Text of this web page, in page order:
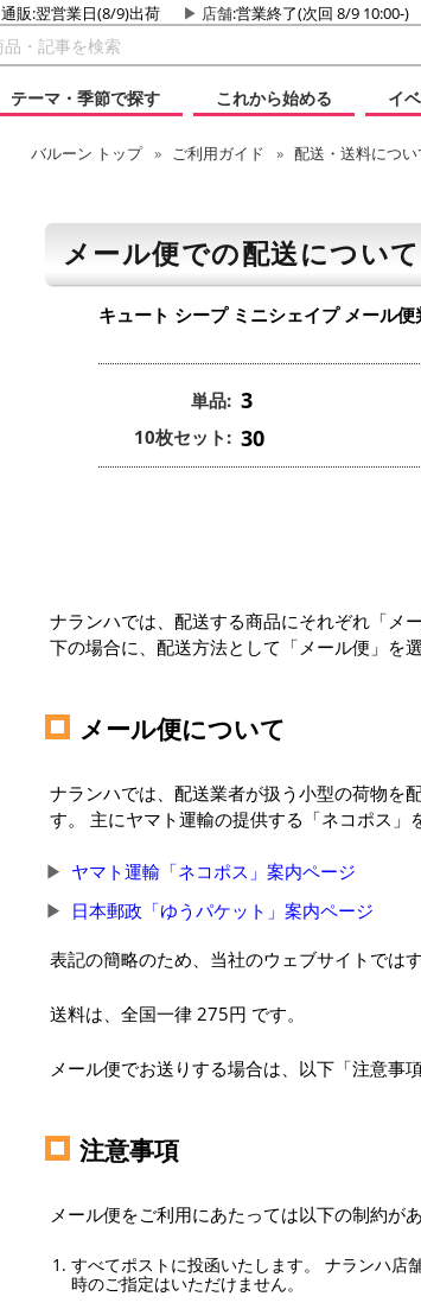
通販:翌営業日(8/9)出荷 店舗:営業終了(次回 8/9 10:00-)
テーマ・季節で探す
これから始める イ
バルーン トップ ご利用ガイド 配送・送料につい
メール便での配送について
キュート シープ ミニシェイプ メール便
単品: 3
10枚セット: 30
ナランハでは、配送する商品にそれぞれ「メ
下の場合に、配送方法として「メール便」を
メール便について
ナランハでは、配送業者が扱う小型の荷物を
す。 主にヤマト運輸の提供する「ネコポス」
ヤマト運輸「ネコポス」案内ページ
日本郵政「ゆうパケット」案内ページ
表記の簡略のため、当社のウェブサイトでは
送料は、全国一律 275円 です。
メール便でお送りする場合は、以下「注意事
注意事項
メール便をご利用にあたっては以下の制約が
すべてポストに投函いたします。 ナランハ店
時のご指定はいただけません。